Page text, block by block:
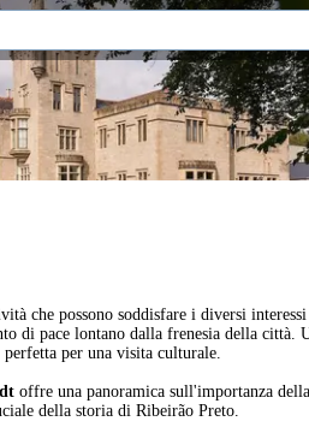
che possono soddisfare i diversi
di pace lontano dalla frenesia della
per una visita culturale.
offre una panoramica sull'importanza
della storia di Ribeirão Preto.